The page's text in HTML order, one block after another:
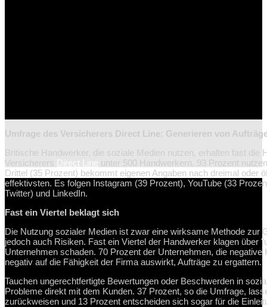
Umfrage des Versicherers Direct Line: Generieren von
Britische Handwerker, die soziale Medien nutzen, erhalten fast
Versicherers Direct Line unter 500 Handwerkern. 93 Prozent
Drittel (35 Prozent) bekommt eigenen Angaben nach dreimal oder
effektivsten. Es folgen Instagram (39 Prozent), YouTube (33
Twitter) und LinkedIn.
Fast ein Viertel beklagt sich
Die Nutzung sozialer Medien ist zwar eine wirksame Methode zur
jedoch auch Risiken. Fast ein Viertel der Handwerker klagen über
Unternehmen schaden. 70 Prozent der Unternehmen, die
negativ auf die Fähigkeit der Firma auswirkt, Aufträge zu ergattern.
Tauchen ungerechtfertigte Bewertungen oder Beschwerden in
Probleme direkt mit dem Kunden. 37 Prozent, so die Umfrage,
zurückweisen und 13 Prozent entscheiden sich sogar für die